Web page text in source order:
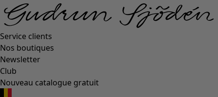
Service clients
Nos boutiques
Newsletter
Club
Nouveau catalogue gratuit